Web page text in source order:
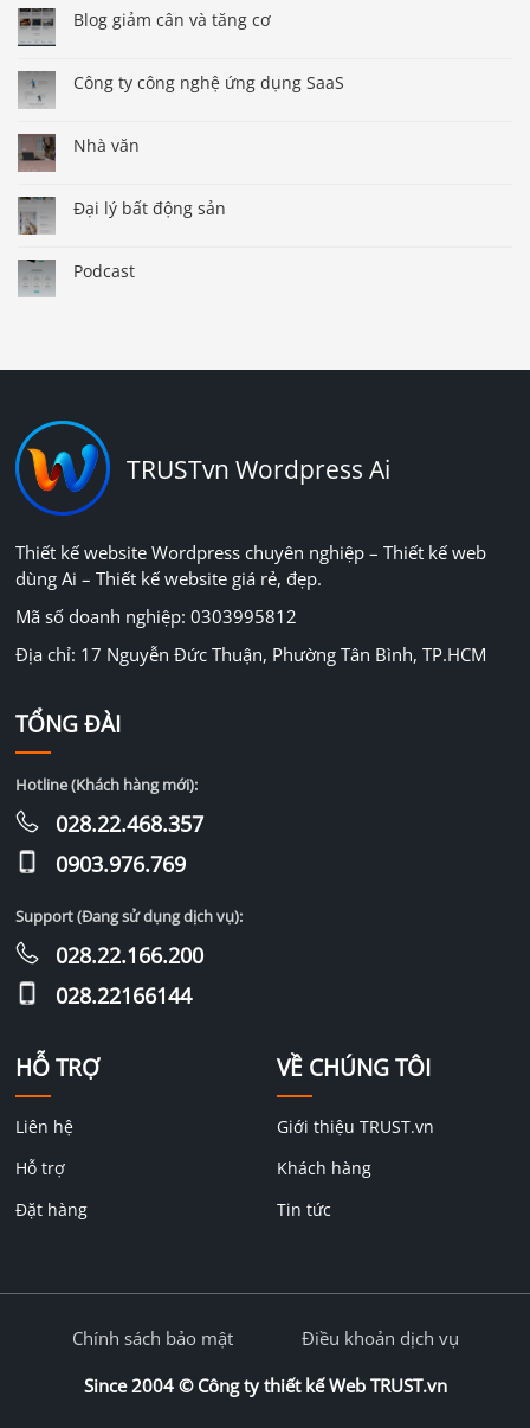
Blog giảm cân và tăng cơ
Công ty công nghệ ứng dụng SaaS
Nhà văn
Đại lý bất động sản
Podcast
TRUSTvn Wordpress Ai
Thiết kế website Wordpress chuyên nghiệp – Thiết kế web
dùng Ai – Thiết kế website giá rẻ, đẹp.
Mã số doanh nghiệp: 0303995812
Địa chỉ: 17 Nguyễn Đức Thuận, Phường Tân Bình, TP.HCM
HỖ TRỢ
Liên hệ
Hỗ trợ
Đặt hàng
VỀ CHÚNG TÔI
Giới thiệu TRUST.vn
Khách hàng
Tin tức
TỔNG ĐÀI
Hotline (Khách hàng mới):
028.22.468.357
0903.976.769
Support (Đang sử dụng dịch vụ):
028.22.166.200
028.22166144
Since 2004 © Công ty thiết kế Web TRUST.vn
Chính sách bảo mật Điều khoản dịch vụ